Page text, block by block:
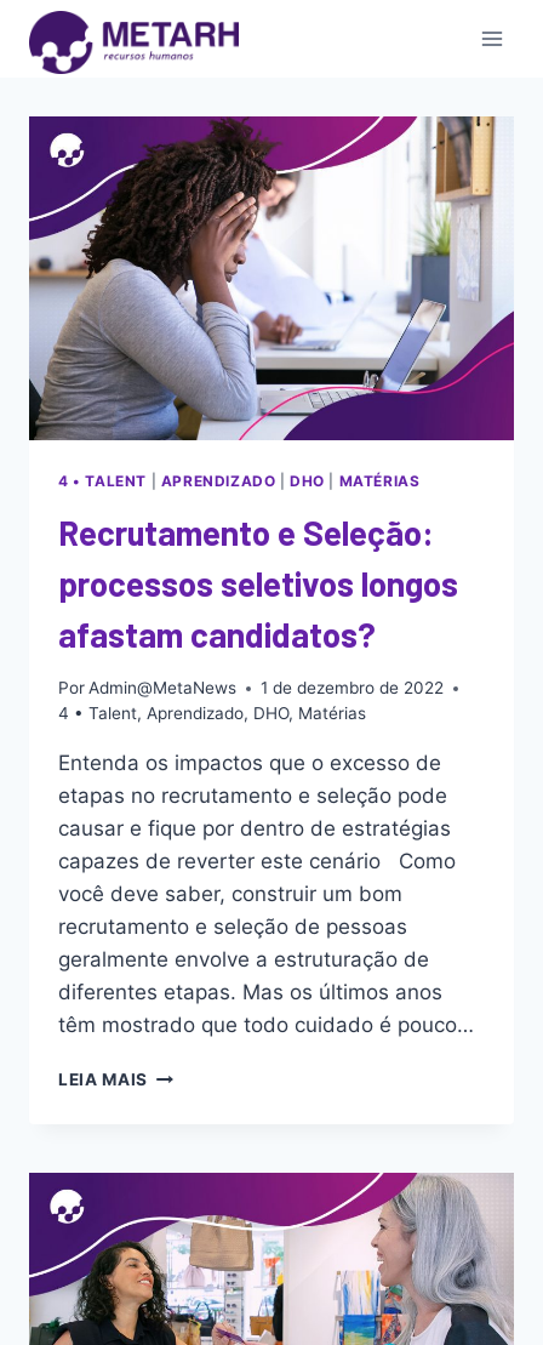
4 • TALENT APRENDIZADO |DHO MATÉRIAS
Recrutamento e Seleção:
processos seletivos longos
afastam candidatos?
PorAdmin@MetaNews
1 de dezembro de 2022
4 • Talent, Aprendizado, DHO, Matérias
Entenda os impactos que o excesso de
etapas no recrutamento e seleção pode
causar e fique por dentro de estratégias
capazes de reverter este cenário Como
você deve saber, construir um bom
recrutamento e seleção de pessoas
geralmente envolve a estruturação de
diferentes etapas. Mas os últimos anos
têm mostrado que todo cuidado é pouco…
LEIA MAIS